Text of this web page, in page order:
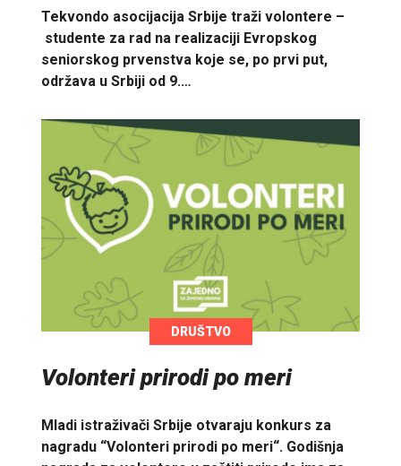
Tekvondo asocijacija Srbije traži volontere –
studente za rad na realizaciji Evropskog
seniorskog prvenstva koje se, po prvi put,
održava u Srbiji od 9.…
DRUŠTVO
Volonteri prirodi po meri
Mladi istraživači Srbije otvaraju konkurs za
nagradu “Volonteri prirodi po meri“. Godišnja